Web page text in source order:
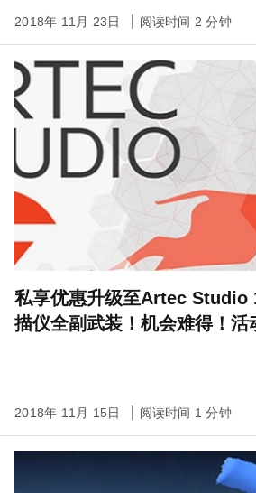
2018年 11月 23日 阅读时间 2 分钟
私享优惠升级至Artec Studio
描仪全副武装！机会难得！活
2018年 11月 15日 阅读时间 1 分钟